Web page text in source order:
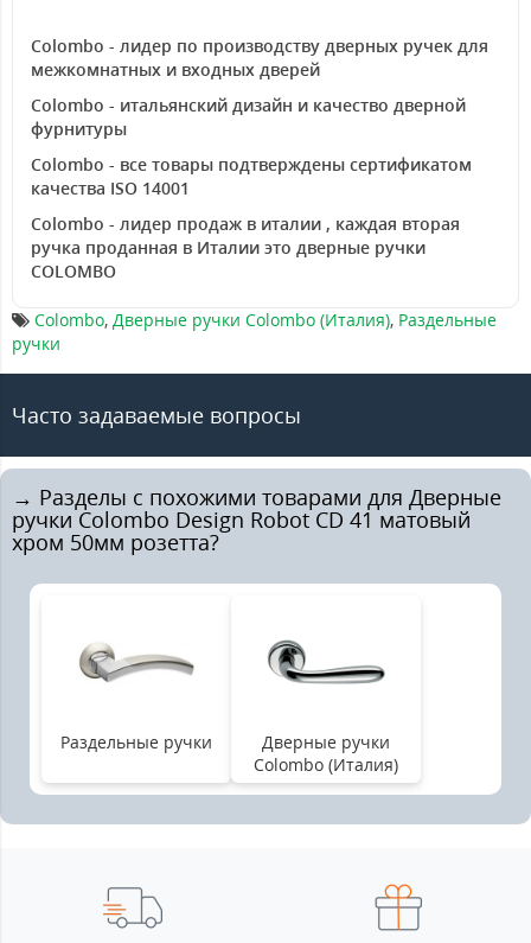
Colombo - лидер по производству дверных ручек для
межкомнатных и входных дверей
Colombo - итальянский дизайн и качество дверной
фурнитуры
Colombo - все товары подтверждены сертификатом
качества ISO 14001
Colombo - лидер продаж в италии , каждая вторая
ручка проданная в Италии это дверные ручки
COLOMBO
Colombo, Дверные ручки Colombo (Италия), Раздельные
ручки
Часто задаваемые вопросы
→ Разделы с похожими товарами для Дверные
ручки Colombo Design Robot CD 41 матовый
хром 50мм розетта?
Раздельные ручки
Дверные ручки
Colombo (Италия)